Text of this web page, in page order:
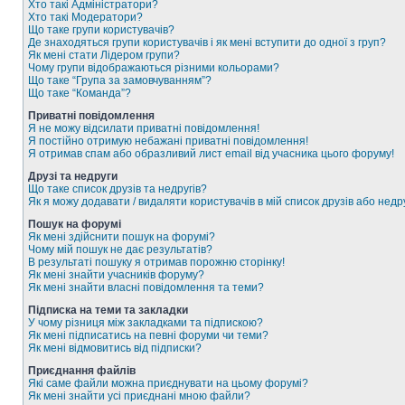
Хто такі Адміністратори?
Хто такі Модератори?
Що таке групи користувачів?
Де знаходяться групи користувачів і як мені вступити до одної з груп?
Як мені стати Лідером групи?
Чому групи відображаються різними кольорами?
Що таке “Група за замовчуванням”?
Що таке “Команда”?
Приватні повідомлення
Я не можу відсилати приватні повідомлення!
Я постійно отримую небажані приватні повідомлення!
Я отримав спам або образливий лист email від учасника цього форуму!
Друзі та недруги
Що таке список друзів та недругів?
Як я можу додавати / видаляти користувачів в мій список друзів або
Пошук на форумі
Як мені здійснити пошук на форумі?
Чому мій пошук не дає результатів?
В результаті пошуку я отримав порожню сторінку!
Як мені знайти учасників форуму?
Як мені знайти власні повідомлення та теми?
Підписка на теми та закладки
У чому різниця між закладками та підпискою?
Як мені підписатись на певні форуми чи теми?
Як мені відмовитись від підписки?
Приєднання файлів
Які саме файли можна приєднувати на цьому форумі?
Як мені знайти усі приєднані мною файли?